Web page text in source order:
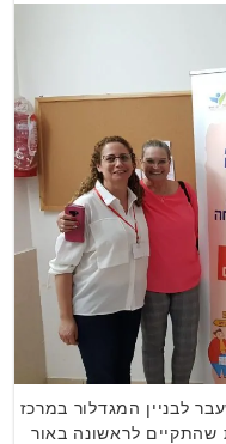
שעבר לבניין המגדלור במרכז
שהתקיים לראשונה באור